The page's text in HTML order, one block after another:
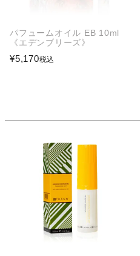
パフュームオイル EB 10ml
《エデンブリーズ》
¥5,170税込